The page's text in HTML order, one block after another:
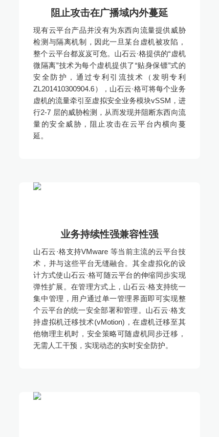
阻止攻击在广播域内外蔓延
现有云平台产品并没有为东西向流量提供威胁
检测与隔离机制，因此一旦某台虚机被攻陷，
整个云平台都岌岌可危。山石云·格提供的“虚机
微隔离”技术为每个虚机提供了“贴身保镖”式的
安全防护，通过专利引流技术（发明专利
ZL201410300904.6），山石云·格可将每个业务
虚机的流量牵引至虚拟安全业务模块vSSM，进
行2-7 层的威胁检测，从而发现并阻断东西向流
量的安全威胁，阻止攻击在云平台内横向蔓
延。
业务持续性强兼容性强
山石云·格支持VMware 等当前主流的云平台技
术，并与这些平台无缝融合。其全虚拟化的设
计方式使山石云·格可随云平台的伸缩同步实现
弹性扩展。在管理方式上，山石云·格支持统一
集中管理，用户通过单一管理界面即可实现整
个云平台的统一安全部署和管理。山石云·格支
持虚拟机迁移技术(vMotion)，在虚机迁移至其
他物理主机时，安全策略可随虚机同步迁移，
无需人工干预，实现动态的实时安全防护。